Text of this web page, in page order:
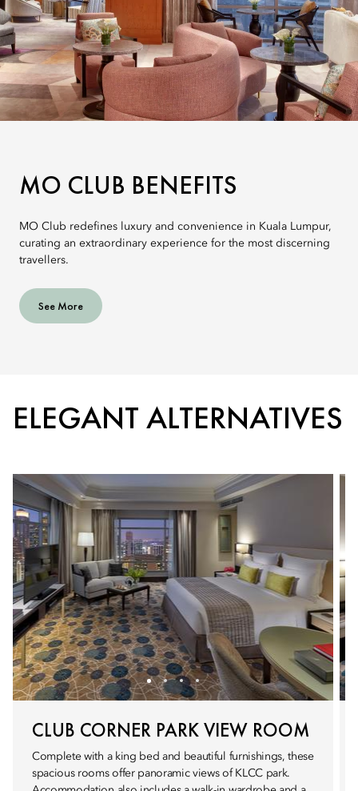
MO CLUB BENEFITS
MO Club redefines luxury and convenience in Kuala Lumpur,
curating an extraordinary experience for the most discerning
travellers.
See More
ELEGANT ALTERNATIVES
CLUB CORNER PARK VIEW ROOM
Complete with a king bed and beautiful furnishings, these
spacious rooms offer panoramic views of KLCC park.